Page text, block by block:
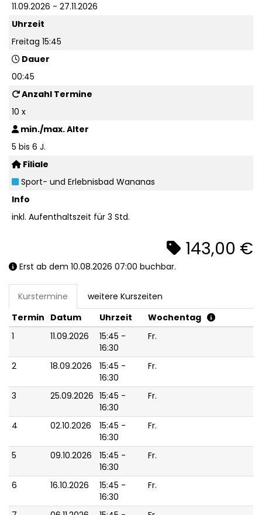
11.09.2026 - 27.11.2026
Uhrzeit
Freitag 15:45
Dauer
00:45
Anzahl Termine
10 x
min./max. Alter
5 bis 6 J.
Filiale
Sport- und Erlebnisbad Wananas
Info
inkl. Aufenthaltszeit für 3 Std.
143,00 €
Erst ab dem 10.08.2026 07:00 buchbar.
Kurstermine
weitere Kurszeiten
Termin Datum Uhrzeit
Wochentag
1
11.09.2026
15:45 -
16:30
Fr.
2 18.09.2026
15:45 -
16:30
Fr.
3 25.09.2026 15:45 -
16:30
Fr.
4 02.10.2026
15:45 -
16:30
Fr.
5 09.10.2026
15:45 -
16:30
Fr.
6 16.10.2026
15:45 -
16:30
Fr.